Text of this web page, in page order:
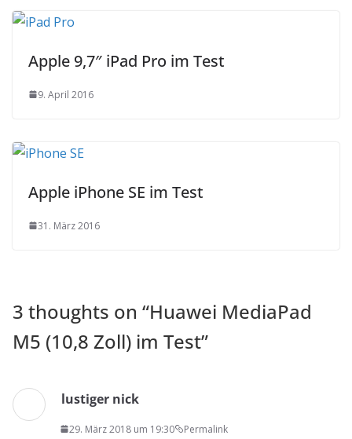
Apple 9,7″ iPad Pro im Test
9. April 2016
Apple iPhone SE im Test
31. März 2016
3 thoughts on “Huawei MediaPad
M5 (10,8 Zoll) im Test”
lustiger nick
29. März 2018 um 19:30 Permalink